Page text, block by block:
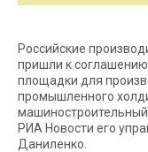
Российские
пришли к
площадки для
промышленного
РИА Новости его
Даниленко.